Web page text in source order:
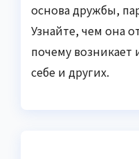
основа дружбы,
Узнайте, чем она
почему возникает
себе и других.